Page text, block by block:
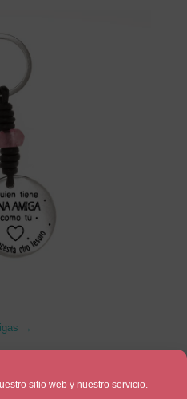
sitio web y nuestro servicio.
→